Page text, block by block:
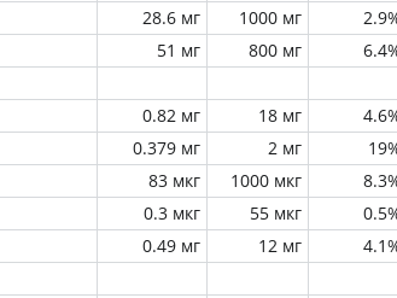
28.6 мг 1000 мг
51 мг 800 мг
0.82 мг 18 мг
0.379 мг 2 мг
83 мкг 1000 мкг
0.3 мкг 55 мкг
0.49 мг 12 мг